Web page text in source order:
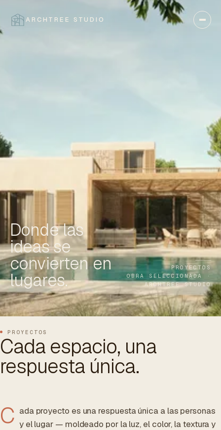
ARCHTREE STUDIO
CERRAR
ES/EN/RU
ARCHTREE
STUDIO
BARCELONA
Donde las
ideas se
convierten en
lugares.
PROYECTOS
OBRA SELECCIONADA ·
ARCHTREE STUDIO
PROYECTOS
Cada espacio, una
respuesta única.
C ada proyecto es una respuesta única a las personas
y el lugar — moldeado por la luz, el color, la textura y